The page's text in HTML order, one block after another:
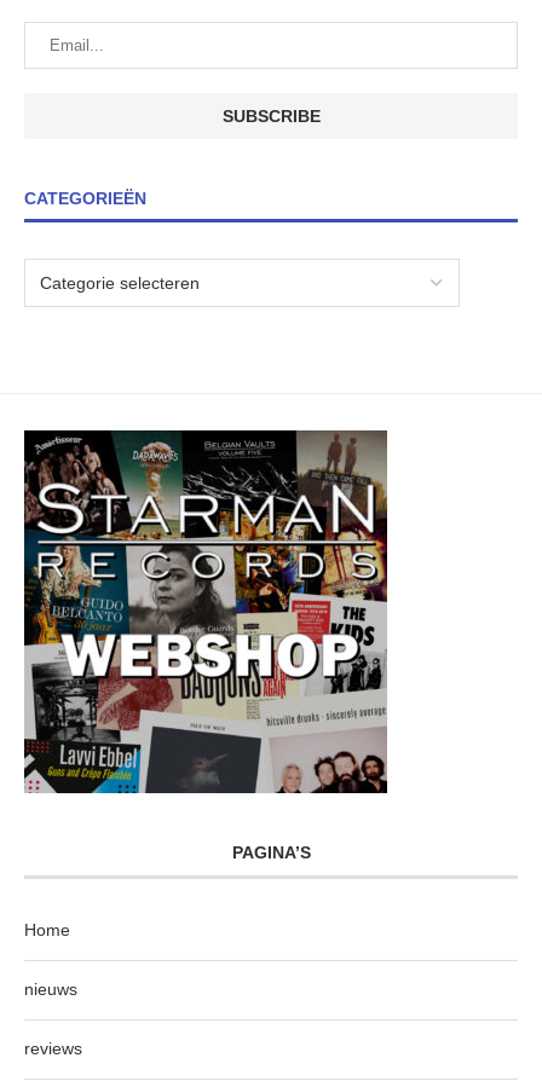
CATEGORIEËN
PAGINA’S
Home
nieuws
reviews